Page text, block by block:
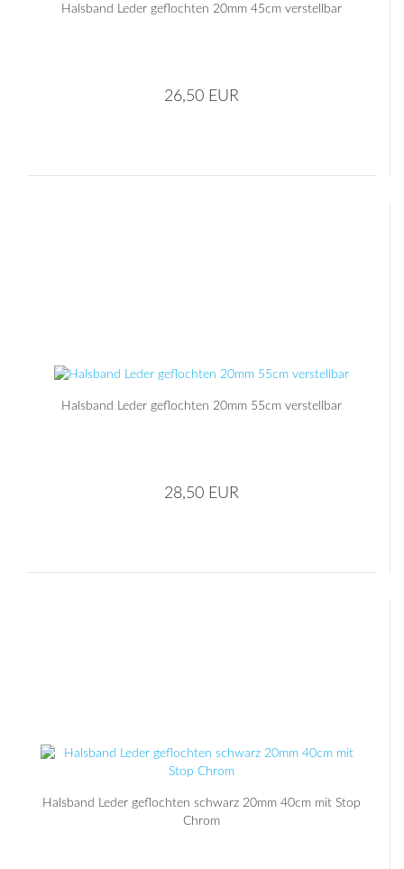
Halsband Leder geflochten 20mm 45cm verstellbar
26,50 EUR
Halsband Leder geflochten 20mm 55cm verstellbar
28,50 EUR
Halsband Leder geflochten schwarz 20mm 40cm mit Stop
Chrom